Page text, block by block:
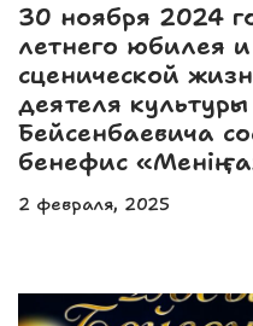
30 ноября 2024
летнего юбилея
сценической
деятеля
Бейсенбаевича
бенефис «Менің
2 февраля, 2025